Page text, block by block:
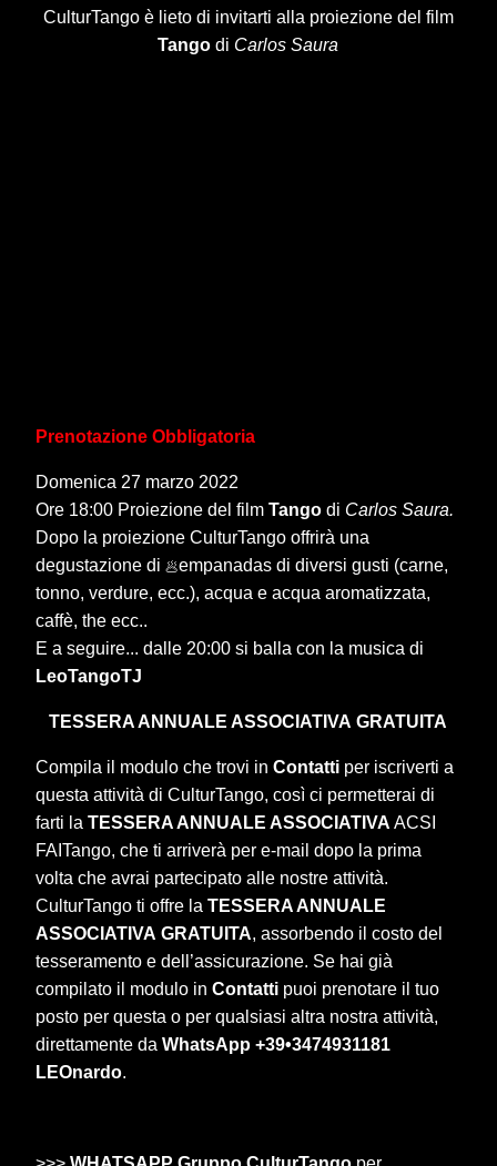
CulturTango è lieto di invitarti alla proiezione del film
Tangodi Carlos Saura
Prenotazione Obbligatoria
Domenica 27 marzo 2022
Ore 18:00 Proiezione del filmTango di Carlos Saura.
Dopo la proiezione CulturTango offrirà una
degustazione di🥟empanadas di diversi gusti (carne,
tonno, verdure, ecc.), acqua e acqua aromatizzata,
caffè, the ecc..
E a seguire... dalle 20:00 si balla con la musica di
LeoTangoTJ
TESSERA ANNUALE ASSOCIATIVA GRATUITA
Compila il modulo che trovi inContatti per iscriverti a
questa attività di CulturTango, così ci permetterai di
farti laTESSERA ANNUALE ASSOCIATIVA ACSI
FAITango, che ti arriverà per e-mail dopo la prima
volta che avrai partecipato alle nostre attività.
CulturTango ti offre laTESSERA ANNUALE
ASSOCIATIVA GRATUITA, assorbendo il costo del
tesseramento e dell’assicurazione. Se hai già
compilato il modulo inContatti puoi prenotare il tuo
posto per questa o per qualsiasi altra nostra attività,
direttamente da WhatsApp +39•3474931181
LEOnardo.